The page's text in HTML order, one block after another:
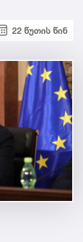
22 წუთის წინ